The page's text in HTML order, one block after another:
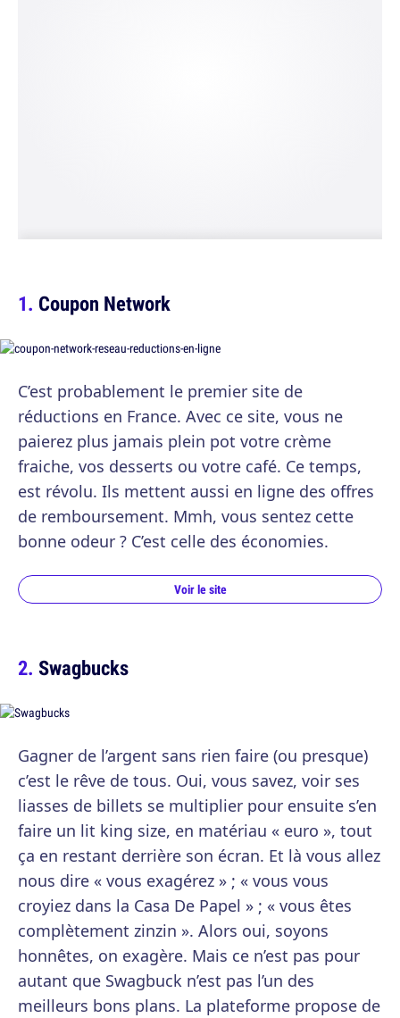
Coupon Network
C’est probablement le premier site de
réductions en France. Avec ce site, vous ne
paierez plus jamais plein pot votre crème
fraiche, vos desserts ou votre café. Ce temps,
est révolu. Ils mettent aussi en ligne des offres
de remboursement. Mmh, vous sentez cette
bonne odeur ? C’est celle des économies.
Voir le site
Swagbucks
Gagner de l’argent sans rien faire (ou presque)
c’est le rêve de tous. Oui, vous savez, voir ses
liasses de billets se multiplier pour ensuite s’en
faire un lit king size, en matériau « euro », tout
ça en restant derrière son écran. Et là vous allez
nous dire « vous exagérez » ; « vous vous
croyiez dans la Casa De Papel » ; « vous êtes
complètement zinzin ». Alors oui, soyons
honnêtes, on exagère. Mais ce n’est pas pour
autant que Swagbuck n’est pas l’un des
meilleurs bons plans. La plateforme propose de